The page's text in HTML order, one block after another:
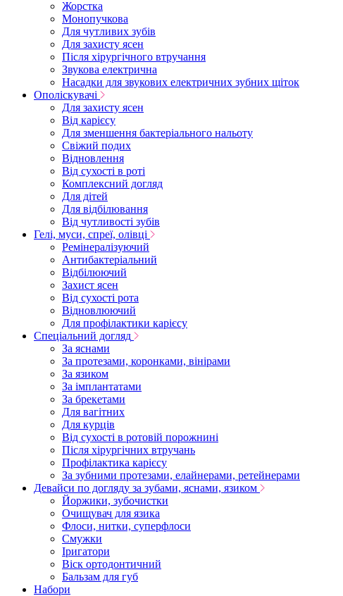
Жорстка
Монопучкова
Для чутливих зубів
Для захисту ясен
Після хірургічного втручання
Звукова електрична
Насадки для звукових електричних зубних щіток
Ополіскувачі
Для захисту ясен
Від карієсу
Для зменшення бактеріального нальоту
Свіжий подих
Відновлення
Від сухості в роті
Комплексний догляд
Для дітей
Для відбілювання
Від чутливості зубів
Гелі, муси, спреї, олівці
Ремінералізуючий
Антибактеріальний
Відбілюючий
Захист ясен
Від сухості рота
Відновлюючий
Для профілактики карієсу
Спеціальний догляд
За яснами
За протезами, коронками, вінірами
За язиком
За імплантатами
За брекетами
Для вагітних
Для курців
Від сухості в ротовій порожнині
Після хірургічних втручань
Профілактика карієсу
За зубними протезами, елайнерами, ретейнерами
Девайси по догляду за зубами, яснами, язиком
Йоржики, зубочистки
Очищувач для язика
Флоси, нитки, суперфлоси
Смужки
Іригатори
Віск ортодонтичний
Бальзам для губ
Набори